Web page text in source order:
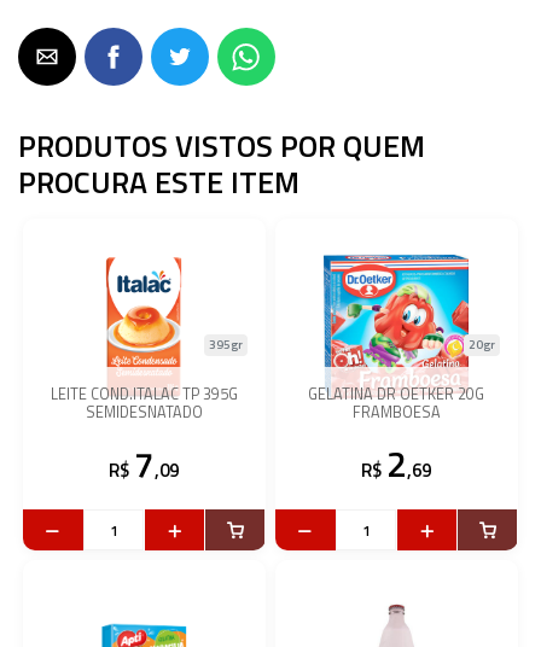
PRODUTOS VISTOS POR QUEM
PROCURA ESTE ITEM
LEITE COND.ITALAC TP 395G
SEMIDESNATADO
395gr
R$ 7,09
GELATINA DR OETKER 20G
FRAMBOESA
20gr
R$ 2,69